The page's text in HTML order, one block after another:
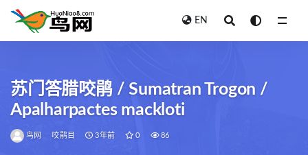
EN
苏门答腊咬鹃 / Sumatran Trogon /
Apalharpactes mackloti
鸟网 咬鹃目 3年前 0 86